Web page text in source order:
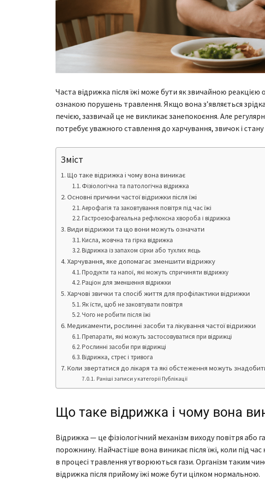
Часта відрижка після їжі може бути як звичайною реакцією
ознакою порушень травлення. Якщо вона з’являється
печією, зазвичай це не викликає занепокоєння. Але
потребує уважного ставлення до харчування, звичок і
Зміст
Що таке відрижка і чому вона виникає
Фізіологічна та патологічна відрижка
Основні причини частої відрижки після їжі
Аерофагія та заковтування повітря під час їжі
Гастроезофагеальна рефлюксна хвороба і відрижка
Види відрижки та що вони можуть означати
Кисла, жовчна та гірка відрижка
Відрижка із запахом сірки або тухлих яєць
Харчування, яке допомагає зменшити відрижку
Продукти та напої, які можуть спричиняти відрижку
Раціон для зменшення відрижки
Харчові звички та спосіб життя для профілактики відрижки
Як їсти, щоб не заковтувати повітря
Чого не робити після їжі
Медикаменти, рослинні засоби та лікування частої відрижки
Препарати, які можуть застосовуватися при відрижці
Рослинні засоби при відрижці
Відрижка, стрес і тривога
Коли звертатися до лікаря та які обстеження можуть
Раніші записи у категорії Публікації
Що таке відрижка і чому вона
Відрижка — це фізіологічний механізм виходу повітря або
порожнину. Найчастіше вона виникає після їжі, коли під
в процесі травлення утворюються гази. Організм таким
відрижка після прийому їжі може бути цілком нормальною.